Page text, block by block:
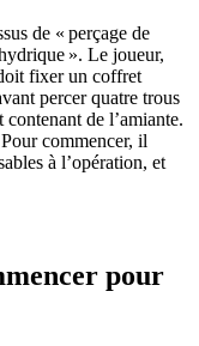
de « perçage de
». Le joueur,
fixer un coffret
percer quatre trous
de l’amiante.
commencer, il
à l’opération, et
pour